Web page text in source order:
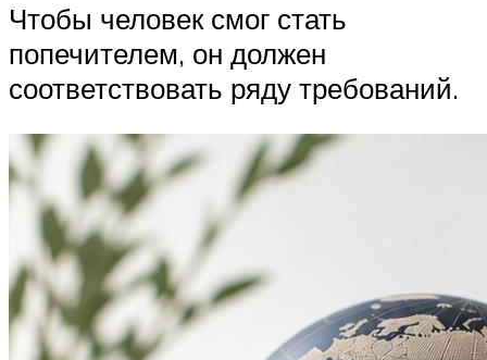
Чтобы человек смог стать
попечителем, он должен
соответствовать ряду требований.